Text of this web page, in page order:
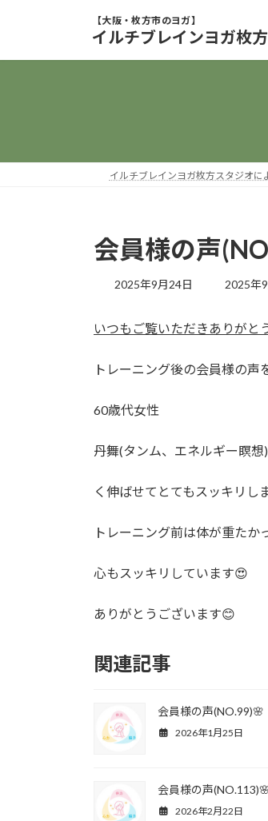
ッ
移
イルチブレインヨガ枚
イルチブレインヨガ枚方スタジオに
会員様の声
2025年9月24日
最
新
時
:
2025年
いつもご覧いただきありがと
トレーニング後の会員様の
60歳代女性
丹舞(タンム、エネルギー瞑想
く伸ばせてとてもスッキリし
トレーニング前は体が重たか
心もスッキリしています😍
ありがとうございます😊
関連記事
会員様の声(NO.99)🌸
2026年1月25日
会員様の声
2026年2月22日